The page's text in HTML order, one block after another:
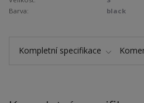
Barva:
black
Kompletní specifikace